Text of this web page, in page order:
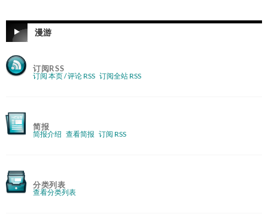
漫游
订阅RSS
订阅 本页 / 评论 RSS 订阅全站 RSS
简报
简报介绍 查看简报 订阅 RSS
分类列表
查看分类列表